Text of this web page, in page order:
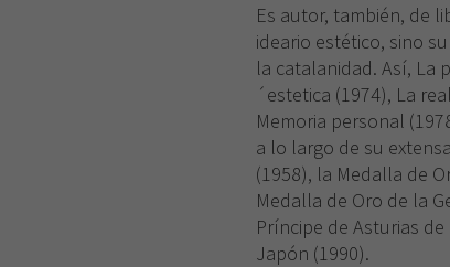
Es autor, también, de
ideario estético, sino
la catalanidad. Así, La
´estetica (1974), La
Memoria personal
a lo largo de su
(1958), la Medalla de
Medalla de Oro de la
Príncipe de Asturias
Japón (1990).